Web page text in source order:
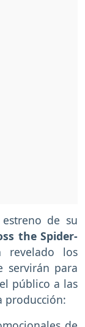
de su
the Spider-
revelado los
servirán para
público a las
producción: